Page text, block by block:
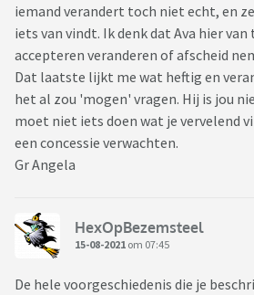
iemand verandert toch niet echt, en
iets van vindt. Ik denk dat Ava hier van
accepteren veranderen of afscheid
Dat laatste lijkt me wat heftig en
het al zou 'mogen' vragen. Hij is jou
moet niet iets doen wat je vervelend
een concessie verwachten.
Gr Angela
HexOpBezemsteel
15-08-2021 om 07:45
De hele voorgeschiedenis die je